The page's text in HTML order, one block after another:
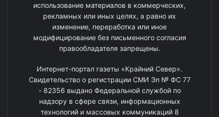
использование материалов в коммерческих,
рекламных или иных целях, а равно их
изменение, переработка или иное
модифицирование без письменного согласия
правообладателя запрещены.
Интернет-портал газеты «Крайний Север».
Свидетельство о регистрации СМИ Эл № ФС 77
- 82356 выдано Федеральной службой по
надзору в сфере связи, информационных
технологий и массовых коммуникаций 8